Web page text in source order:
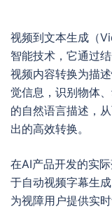
视频到文本生成（
智能技术，它通过
视频内容转换为描
觉信息，识别物体
的自然语言描述，
出的高效转换。
在AI产品开发的实
于自动视频字幕生
为视障用户提供实